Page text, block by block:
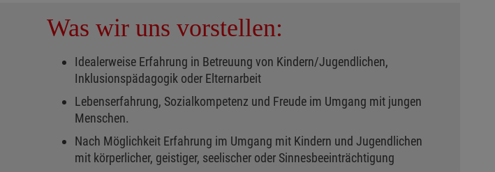
Was wir uns vorstellen:
Idealerweise Erfahrung in Betreuung von Kindern/Jugendlichen,
Inklusionspädagogik oder Elternarbeit
Lebenserfahrung, Sozialkompetenz und Freude im Umgang mit jungen
Menschen.
Nach Möglichkeit Erfahrung im Umgang mit Kindern und Jugendlichen
mit körperlicher, geistiger, seelischer oder Sinnesbeeinträchtigung